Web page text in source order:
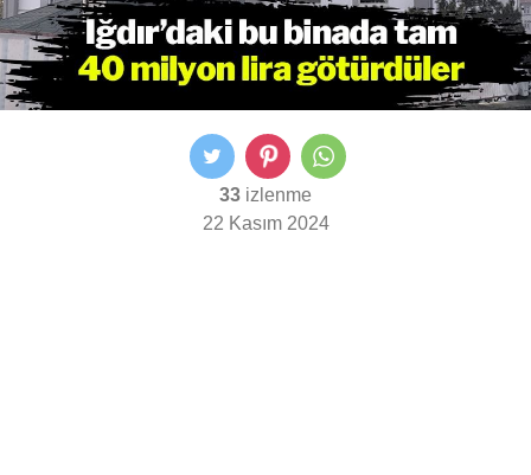
33 izlenme
22 Kasım 2024